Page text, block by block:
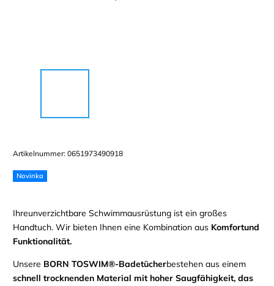
Artikelnummer: 0651973490918
Novinka
Ihreunverzichtbare Schwimmausrüstung ist ein großes
Handtuch. Wir bieten Ihnen eine Kombination aus Komfortund
Funktionalität.
Unsere BORN TOSWIM®-Badetücherbestehen aus einem
schnell trocknenden Material mit hoher Saugfähigkeit, das